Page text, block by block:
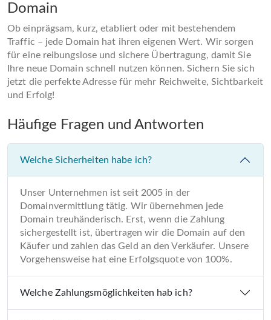
Domain
Ob einprägsam, kurz, etabliert oder mit bestehendem
Traffic – jede Domain hat ihren eigenen Wert. Wir sorgen
für eine reibungslose und sichere Übertragung, damit Sie
Ihre neue Domain schnell nutzen können. Sichern Sie sich
jetzt die perfekte Adresse für mehr Reichweite, Sichtbarkeit
und Erfolg!
Häufige Fragen und Antworten
Welche Sicherheiten habe ich?
Unser Unternehmen ist seit 2005 in der
Domainvermittlung tätig. Wir übernehmen jede
Domain treuhänderisch. Erst, wenn die Zahlung
sichergestellt ist, übertragen wir die Domain auf den
Käufer und zahlen das Geld an den Verkäufer. Unsere
Vorgehensweise hat eine Erfolgsquote von 100%.
Welche Zahlungsmöglichkeiten hab ich?